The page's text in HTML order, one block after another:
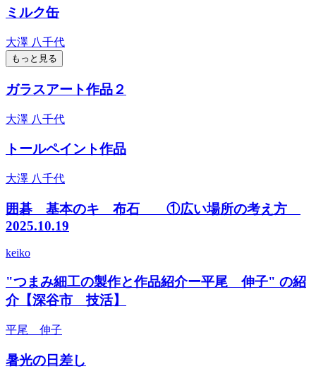
ミルク缶
大澤 八千代
もっと見る
ガラスアート作品２
大澤 八千代
トールペイント作品
大澤 八千代
囲碁 基本のキ 布石 ①広い場所の考え方
2025.10.19
keiko
"つまみ細工の製作と作品紹介ー平尾 伸子" の紹
介【深谷市 技活】
平尾 伸子
暑光の日差し